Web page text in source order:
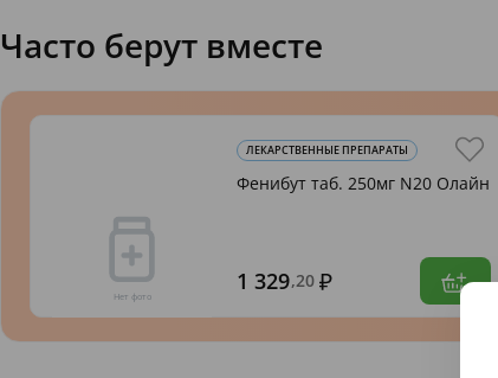
Часто берут вместе
ЛЕКАРСТВЕННЫЕ ПРЕПАРАТЫ
Фенибут таб. 250мг N20 Олайн
1 329,20